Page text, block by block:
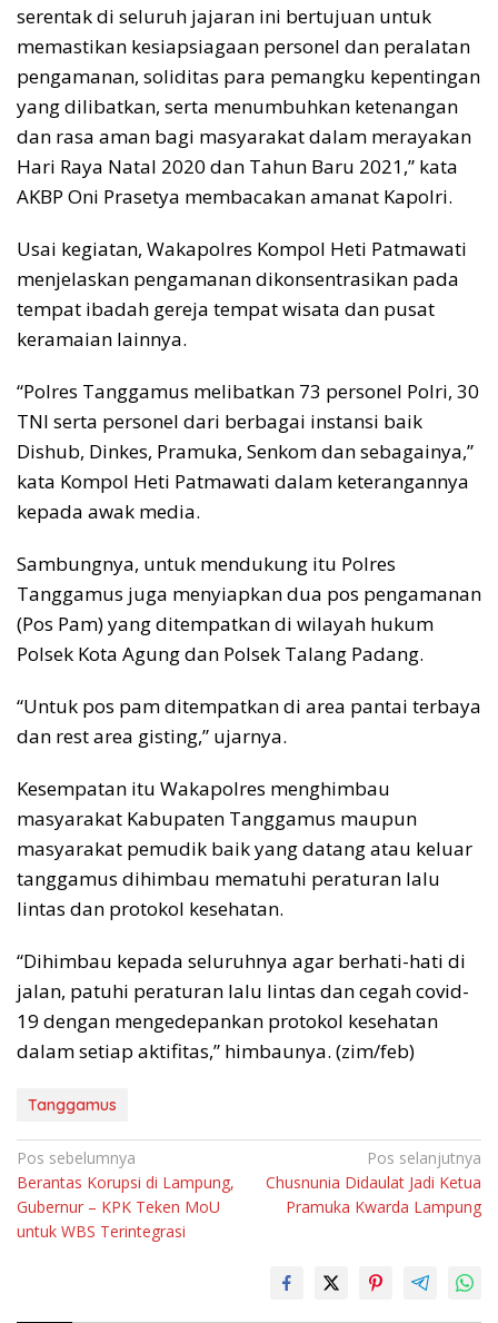
serentak di seluruh jajaran ini bertujuan untuk
memastikan kesiapsiagaan personel dan peralatan
pengamanan, soliditas para pemangku kepentingan
yang dilibatkan, serta menumbuhkan ketenangan
dan rasa aman bagi masyarakat dalam merayakan
Hari Raya Natal 2020 dan Tahun Baru 2021,” kata
AKBP Oni Prasetya membacakan amanat Kapolri.
Usai kegiatan, Wakapolres Kompol Heti Patmawati
menjelaskan pengamanan dikonsentrasikan pada
tempat ibadah gereja tempat wisata dan pusat
keramaian lainnya.
“Polres Tanggamus melibatkan 73 personel Polri, 30
TNI serta personel dari berbagai instansi baik
Dishub, Dinkes, Pramuka, Senkom dan sebagainya,”
kata Kompol Heti Patmawati dalam keterangannya
kepada awak media.
Sambungnya, untuk mendukung itu Polres
Tanggamus juga menyiapkan dua pos pengamanan
(Pos Pam) yang ditempatkan di wilayah hukum
Polsek Kota Agung dan Polsek Talang Padang.
“Untuk pos pam ditempatkan di area pantai terbaya
dan rest area gisting,” ujarnya.
Kesempatan itu Wakapolres menghimbau
masyarakat Kabupaten Tanggamus maupun
masyarakat pemudik baik yang datang atau keluar
tanggamus dihimbau mematuhi peraturan lalu
lintas dan protokol kesehatan.
“Dihimbau kepada seluruhnya agar berhati-hati di
jalan, patuhi peraturan lalu lintas dan cegah covid-
19 dengan mengedepankan protokol kesehatan
dalam setiap aktifitas,” himbaunya. (zim/feb)
Tanggamus
Navigasi
pos
Pos sebelumnya
Berantas Korupsi di Lampung,
Gubernur – KPK Teken MoU
untuk WBS Terintegrasi
Pos selanjutnya
Chusnunia Didaulat Jadi Ketua
Pramuka Kwarda Lampung